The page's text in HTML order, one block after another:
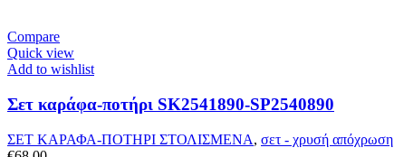
Compare
Quick view
Add to wishlist
Σετ καράφα-ποτήρι SK2541890-SP2540890
ΣΕΤ ΚΑΡΑΦΑ-ΠΟΤΗΡΙ ΣΤΟΛΙΣΜΕΝΑ, σετ - χρυσή απόχρωση